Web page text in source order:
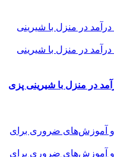
در منزل با شیرینی پزی